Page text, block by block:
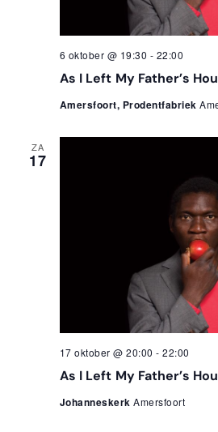
As I Left My Father’s
6 oktober @ 19:30 - 22:00
Amersfoort, Prodentfabriek
ZA
17
As I Left My Father’s
17 oktober @ 20:00 - 22:00
Johanneskerk Amersfoort